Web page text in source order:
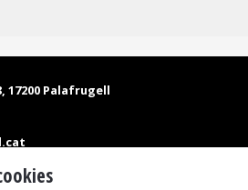
18, 17200 Palafrugell
de 10 a 13.30 h